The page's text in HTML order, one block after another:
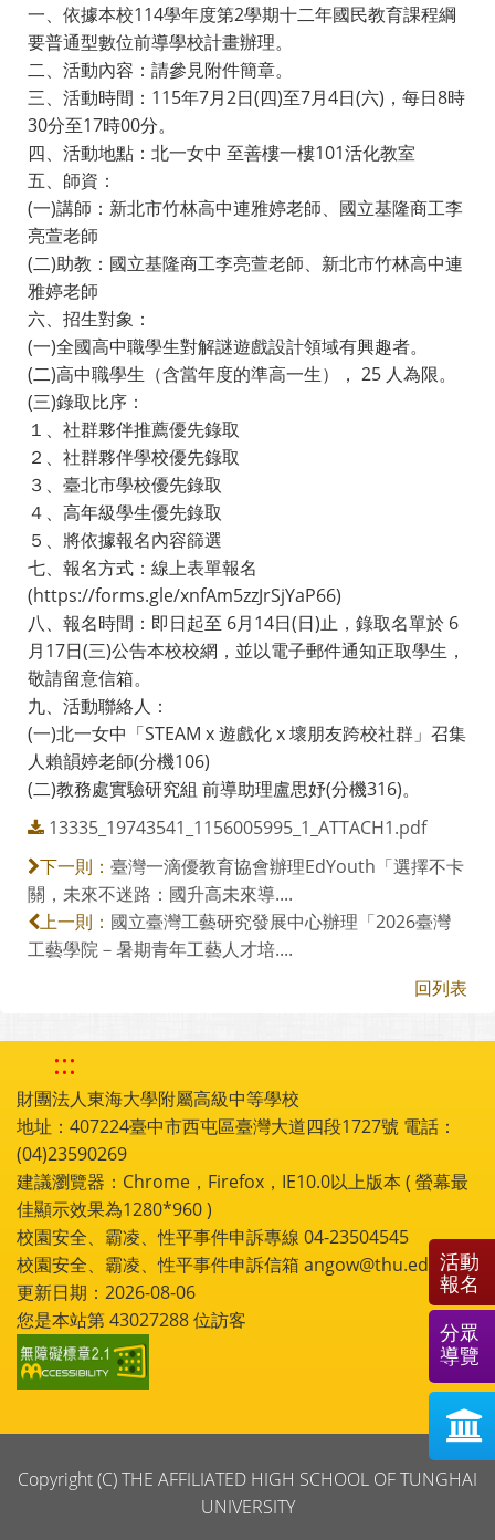
一、依據本校114學年度第2學期十二年國民教育課程綱
要普通型數位前導學校計畫辦理。
二、活動內容：請參見附件簡章。
三、活動時間：115年7月2日(四)至7月4日(六)，每日8時
30分至17時00分。
四、活動地點：北一女中 至善樓一樓101活化教室
五、師資：
(一)講師：新北市竹林高中連雅婷老師、國立基隆商工李
亮萱老師
(二)助教：國立基隆商工李亮萱老師、新北市竹林高中連
雅婷老師
六、招生對象：
(一)全國高中職學生對解謎遊戲設計領域有興趣者。
(二)高中職學生（含當年度的準高一生）， 25 人為限。
(三)錄取比序：
１、社群夥伴推薦優先錄取
２、社群夥伴學校優先錄取
３、臺北市學校優先錄取
４、高年級學生優先錄取
５、將依據報名內容篩選
七、報名方式：線上表單報名
(https://forms.gle/xnfAm5zzJrSjYaP66)
八、報名時間：即日起至 6月14日(日)止，錄取名單於 6
月17日(三)公告本校校網，並以電子郵件通知正取學生，
敬請留意信箱。
九、活動聯絡人：
(一)北一女中「STEAM x 遊戲化 x 壞朋友跨校社群」召集
人賴韻婷老師(分機106)
(二)教務處實驗研究組 前導助理盧思妤(分機316)。
13335_19743541_1156005995_1_ATTACH1.pdf
下一則： 臺灣一滴優教育協會辦理EdYouth「選擇不卡
關，未來不迷路：國升高未來導....
上一則： 國立臺灣工藝研究發展中心辦理「2026臺灣
工藝學院－暑期青年工藝人才培....
回列表
:::
財團法人東海大學附屬高級中等學校
地址：407224臺中市西屯區臺灣大道四段1727號 電話：
(04)23590269
建議瀏覽器：Chrome，Firefox，IE10.0以上版本 ( 螢幕最
佳顯示效果為1280*960 )
校園安全、霸凌、性平事件申訴專線 04-23504545
校園安全、霸凌、性平事件申訴信箱 angow@thu.edu.tw
更新日期：2026-08-06
您是本站第43027288位訪客
Copyright (C) THE AFFILIATED HIGH SCHOOL OF TUNGHAI
UNIVERSITY
活動
報名
分眾
導覽